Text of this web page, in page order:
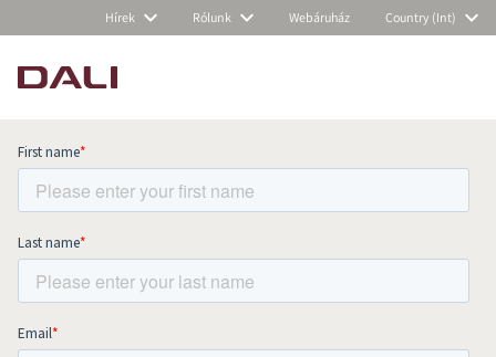
Hírek Rólunk Webáruház Country (Int)
Subscribe to our newsletter and stay
up to date with all news and events.